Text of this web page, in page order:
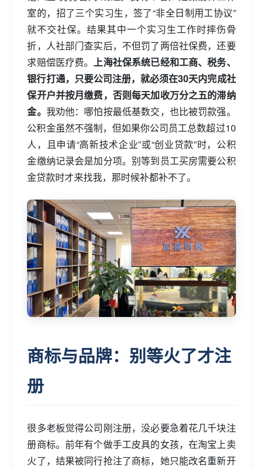
室的，招了三个实习生，签了“非全日制用工协议”
就不交社保。结果其中一个实习生工作时摔伤骨
折，人社部门查实后，不但罚了两倍社保费，还要
求赔偿医疗费。上海社保系统已经和工商、税务、
银行打通，只要公司注册，就必须在30天内完成社
保开户并按月缴费，否则每天加收万分之五的滞纳
金。 我劝他：哪怕按最低基数交，也比被罚款强。
公积金虽然不强制，但如果你公司员工总数超过10
人，且申请“高新技术企业”或“创业贷款”时，公积
金缴纳记录会是加分项。别等到员工买房需要公积
金贷款时才来找我，那时候补都补不了。
商标与品牌：别等火了才注
册
很多老板觉得公司刚注册，没必要急着花几千块注
册商标。前年有个做手工皮具的女孩，在淘宝上卖
火了，结果被同行抢注了商标，她只能改名重新开